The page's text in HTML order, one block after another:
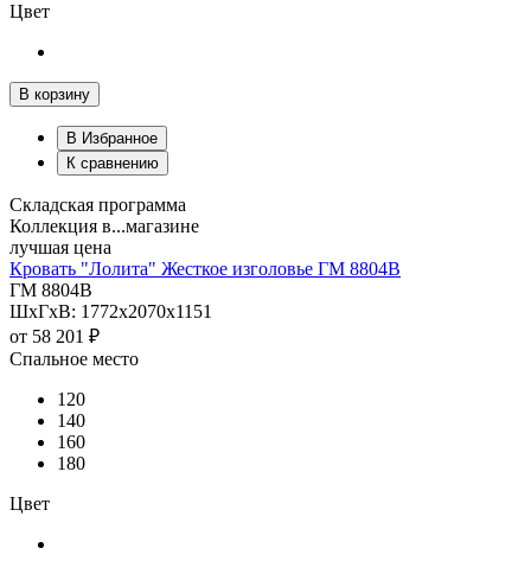
Цвет
В корзину
В Избранное
К сравнению
Складская программа
Коллекция в...магазине
лучшая цена
Кровать "Лолита" Жесткое изголовье ГМ 8804B
ГМ 8804B
ШхГхВ: 1772х2070х1151
от 58 201 ₽
Спальное место
120
140
160
180
Цвет